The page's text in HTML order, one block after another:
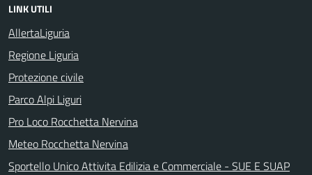
LINK UTILI
AllertaLiguria
Regione Liguria
Protezione civile
Parco Alpi Liguri
Pro Loco Rocchetta Nervina
Meteo Rocchetta Nervina
Sportello Unico Attivita Edilizia e Commerciale - SUE E SUAP